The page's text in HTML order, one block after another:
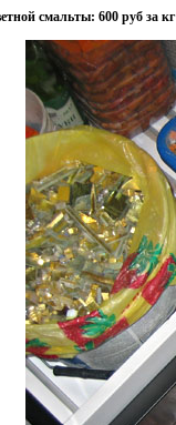
смальты: 600 руб за кг